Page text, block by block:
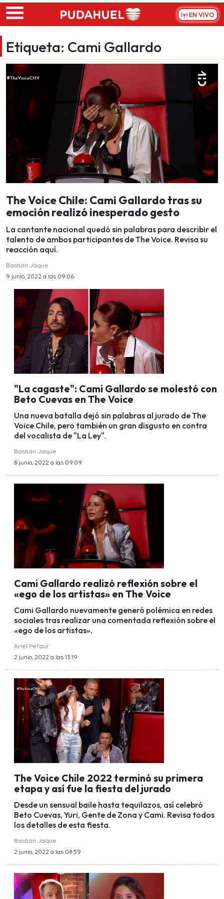
Skip to main content
EN VIVO
Etiqueta: Cami Gallardo
The Voice Chile: Cami Gallardo tras su
emoción realizó inesperado gesto
La cantante nacional quedó sin palabras para describir el
talento de ambos participantes de The Voice. Revisa su
reacción aquí.
Bastián Jaque
9 junio, 2022 a las 09:06
"La cagaste": Cami Gallardo se molestó con
Beto Cuevas en The Voice
Una nueva batalla dejó sin palabras al jurado de The
Voice Chile, pero también un gran disgusto en contra
del vocalista de "La Ley".
Bastián Jaque
8 junio, 2022 a las 09:09
Cami Gallardo realizó reflexión sobre el
«ego de los artistas» en The Voice
Cami Gallardo nuevamente generó polémica en redes
sociales tras realizar una comentada reflexión sobre el
«ego de los artistas».
Ariel Pefaur
2 junio, 2022 a las 13:19
The Voice Chile 2022 terminó su primera
etapa y así fue la fiesta del jurado
Desde un sensual baile hasta tequilazos, así celebró
Beto Cuevas, Yuri, Gente de Zona y Cami. Revisa todos
los detalles de esta fiesta.
Bastián Jaque
2 junio, 2022 a las 08:59